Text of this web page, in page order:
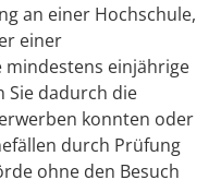
an einer Hochschule,
einer
mindestens einjährige
Sie dadurch die
konnten oder
durch Prüfung
ohne den Besuch